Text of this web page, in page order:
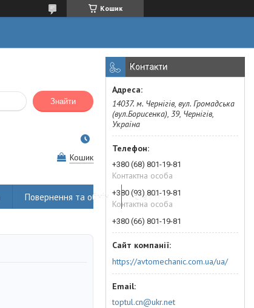
Кошик
Знайти
Кошик
Повернення та обмін Статті
Контакти
14037. м. Чернігів, вул. Громадська
(вул.Борисенка), 39, Чернігів,
Україна
+380 (68) 801-19-81
Контактна особа
+380 (93) 801-19-81
Контактна особа
+380 (66) 801-19-81
https://avtomechanic.com.ua/ua/
toptul.cn@ukr.net